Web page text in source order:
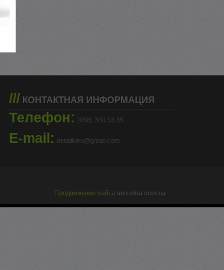
/// КОНТАКТНАЯ ИНФОРМАЦИЯ
Телефон: (068) 300 53 35
E-mail: detalikiev@gmail.com
Продвижение сайта seo-idea.com.ua